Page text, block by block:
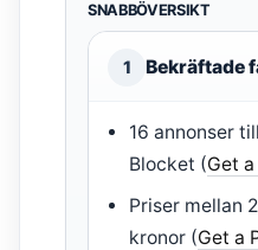
SNABBÖVERSIKT
1 Bekräftade
16 annonser
Blocket (Get
Priser mellan
kronor (Get a